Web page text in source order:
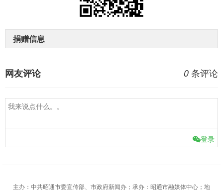
捐赠信息
0 条评论
网友评论
登录
主办：中共昭通市委宣传部、市政府新闻办；承办：昭通市融媒体中心；地